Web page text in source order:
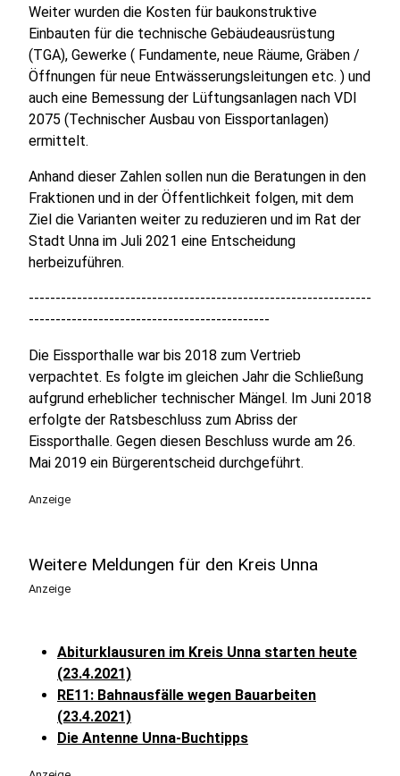
Weiter wurden die Kosten für baukonstruktive
Einbauten für die technische Gebäudeausrüstung
(TGA), Gewerke ( Fundamente, neue Räume, Gräben /
Öffnungen für neue Entwässerungsleitungen etc. ) und
auch eine Bemessung der Lüftungsanlagen nach VDI
2075 (Technischer Ausbau von Eissportanlagen)
ermittelt.
Anhand dieser Zahlen sollen nun die Beratungen in den
Fraktionen und in der Öffentlichkeit folgen, mit dem
Ziel die Varianten weiter zu reduzieren und im Rat der
Stadt Unna im Juli 2021 eine Entscheidung
herbeizuführen.
----------------------------------------------------------------
---------------------------------------------
Die Eissporthalle war bis 2018 zum Vertrieb
verpachtet. Es folgte im gleichen Jahr die Schließung
aufgrund erheblicher technischer Mängel. Im Juni 2018
erfolgte der Ratsbeschluss zum Abriss der
Eissporthalle. Gegen diesen Beschluss wurde am 26.
Mai 2019 ein Bürgerentscheid durchgeführt.
Anzeige
Weitere Meldungen für den Kreis Unna
Anzeige
Abiturklausuren im Kreis Unna starten heute
(23.4.2021)
RE11: Bahnausfälle wegen Bauarbeiten
(23.4.2021)
Die Antenne Unna-Buchtipps